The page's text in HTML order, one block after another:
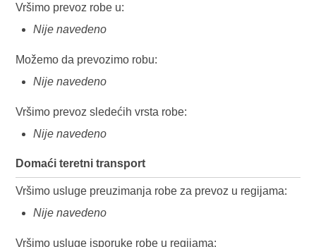
Vršimo prevoz robe u:
Nije navedeno
Možemo da prevozimo robu:
Nije navedeno
Vršimo prevoz sledećih vrsta robe:
Nije navedeno
Domaći teretni transport
Vršimo usluge preuzimanja robe za prevoz u regijama:
Nije navedeno
Vršimo usluge isporuke robe u regijama: